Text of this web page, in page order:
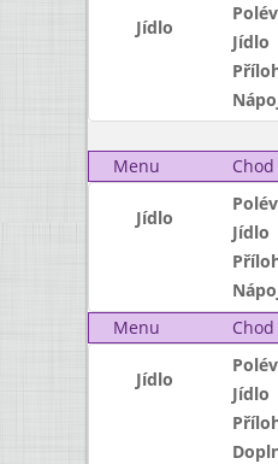
Jídlo
Jídlo
Menu
Chod
Jídlo
Jídlo
Menu
Chod
Jídlo
Jídlo